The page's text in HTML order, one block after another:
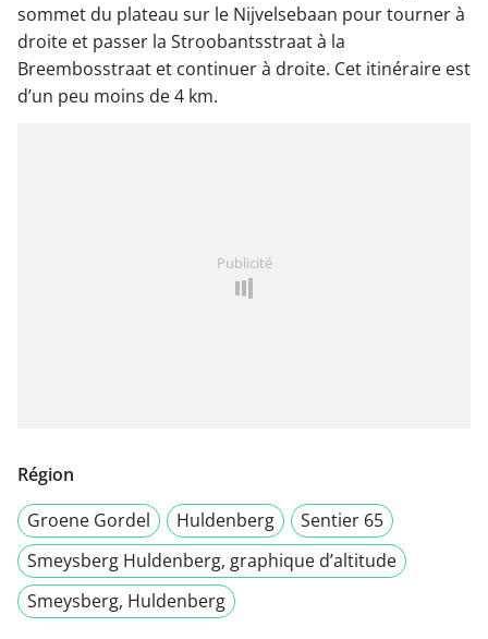
sommet du plateau sur le Nijvelsebaan pour tourner à
droite et passer la Stroobantsstraat à la
Breembosstraat et continuer à droite. Cet itinéraire est
d’un peu moins de 4 km.
Publicité
Région
Groene Gordel
Huldenberg
Sentier 65
Smeysberg Huldenberg, graphique d’altitude
Smeysberg, Huldenberg